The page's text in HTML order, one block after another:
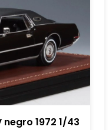
1972 1/43